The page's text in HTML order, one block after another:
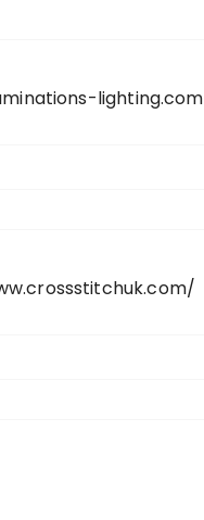
lighting.com